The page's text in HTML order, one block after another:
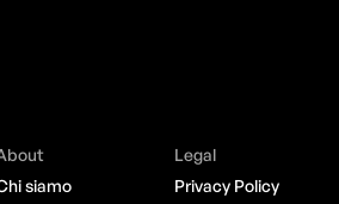
siamo
Legal
Privacy Policy